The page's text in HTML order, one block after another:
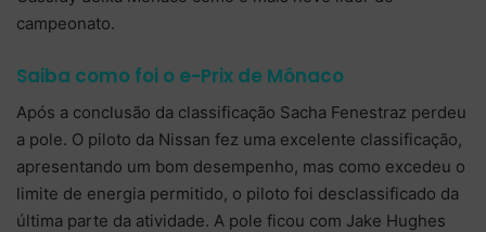
campeonato.
Saiba como foi o e-Prix de Mônaco
Após a conclusão da classificação Sacha Fenestraz perdeu
a pole. O piloto da Nissan fez uma excelente classificação,
apresentando um bom desempenho, mas como excedeu o
limite de energia permitido, o piloto foi desclassificado da
última parte da atividade. A pole ficou com Jake Hughes